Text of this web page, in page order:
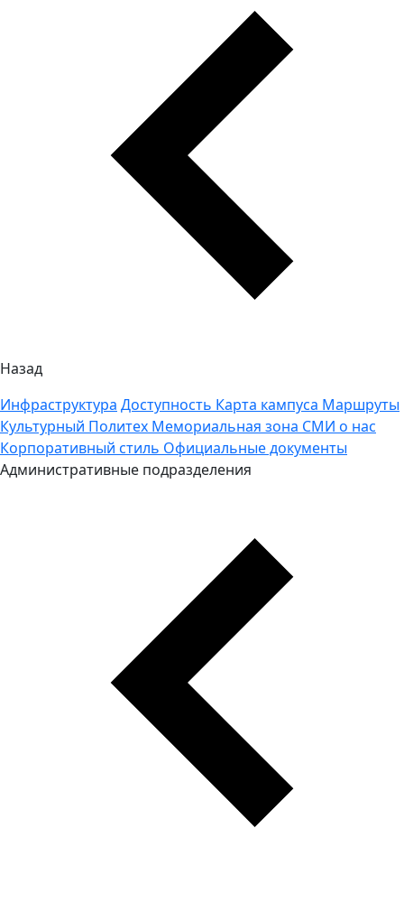
Назад
Инфраструктура Доступность Карта кампуса Маршруты
Культурный Политех Мемориальная зона СМИ о нас
Корпоративный стиль Официальные документы
Административные подразделения